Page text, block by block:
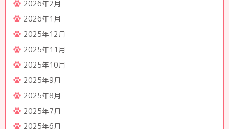
2026年2月
2026年1月
2025年12月
2025年11月
2025年10月
2025年9月
2025年8月
2025年7月
2025年6月